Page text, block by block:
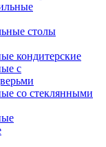
столы
кондитерские
с
со стеклянными